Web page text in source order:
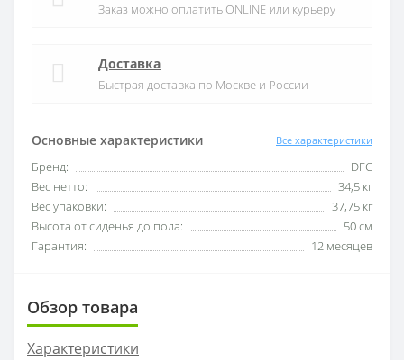
Основные характеристики Все характеристики
Бренд:
DFC
Вес нетто:
34,5 кг
Вес упаковки:
37,75 кг
Высота от сиденья до пола:
50 см
Гарантия:
12 месяцев
Заказ можно оплатить ONLINE или курьеру
Доставка
Быстрая доставка по Москве и России
Обзор товара
Характеристики